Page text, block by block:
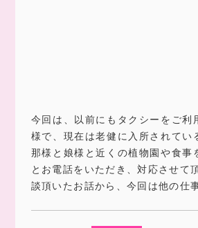
今回は、以前にもタクシーをご利
様で、現在は老健に入所されてい
那様と娘様と近くの植物園や食事
とお電話をいただき、対応させて
談頂いたお話から、今回は他の仕